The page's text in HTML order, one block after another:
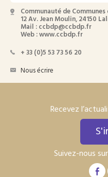
Communauté de
12 Av. Jean Moulin, 24150
Mail : ccbdp@ccbdp.fr
Web : www.ccbdp.fr
+ 33 (0)5 53 73 56 20
Nous écrire
Recevez
Suivez-nous